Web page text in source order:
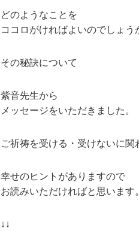
どのようなことを
ココロがければよいのでしょう
その秘訣について
紫音先生から
メッセージをいただきました。
ご祈祷を受ける・受けないに関
幸せのヒントがありますので
お読みいただければと思います。
↓↓